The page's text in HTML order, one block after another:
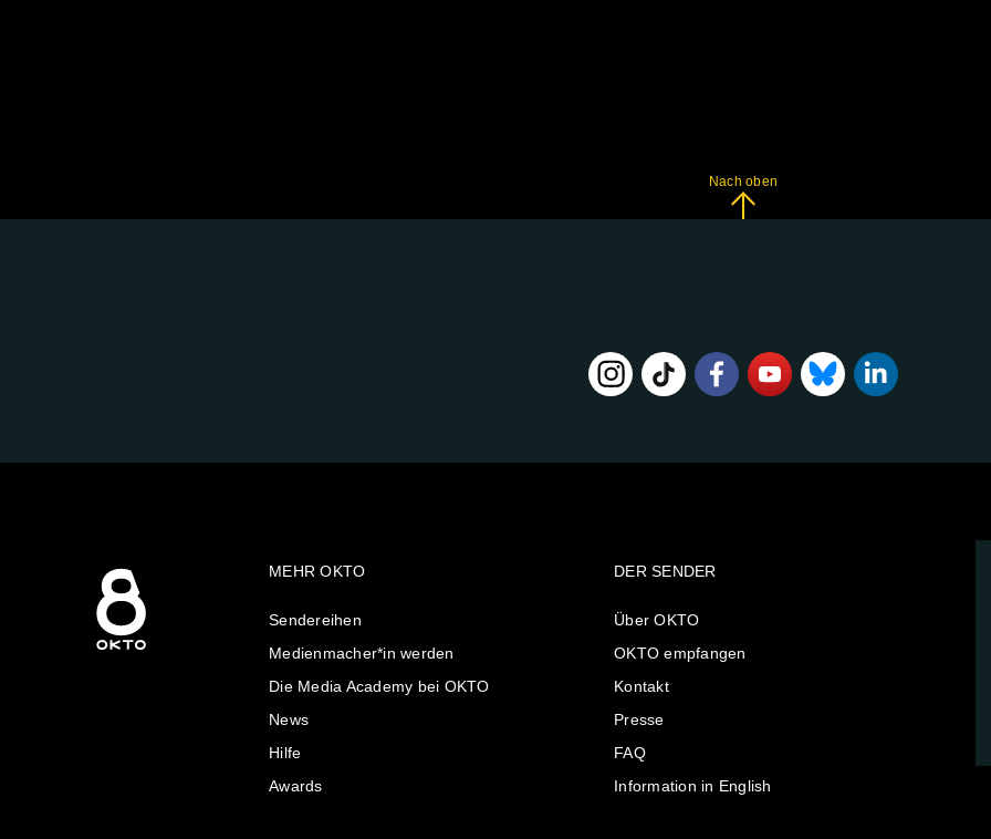
Nach oben
MEHR OKTO
Sendereihen
Medienmacher*in werden
Die Media Academy bei OKTO
News
Hilfe
Awards
DER SENDER
Über OKTO
OKTO empfangen
Kontakt
Presse
FAQ
Information in English